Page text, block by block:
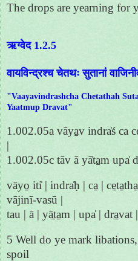
The drops are yearning for
ऋग्वेद 1.2.5
वायविन्द्रश्च चेतथः सुतानां
"Vaayavindrashcha Chetathah
Yaatmup Dravat"
1.002.05a vāya̱v indra̍ś ca
|
1.002.05c tāv ā yā̍ta̱m upa̍
vāyo̱ iti̍ | indra̍ḥ | ca̱ |
vājinī-vasū |
tau | ā | yā̱ta̱m | upa̍ | dra̱vat
5 Well do ye mark
spoil